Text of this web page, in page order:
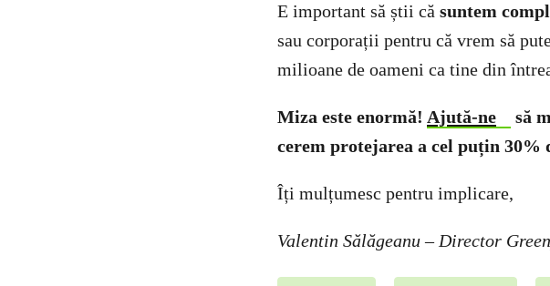
E important să știi că suntem
sau corporații pentru că vrem să
milioane de oameni ca tine din
Miza este enormă! Ajută-ne
să
cerem protejarea a cel puțin 30%
Îți mulțumesc pentru implicare,
Valentin Sălăgeanu– Director